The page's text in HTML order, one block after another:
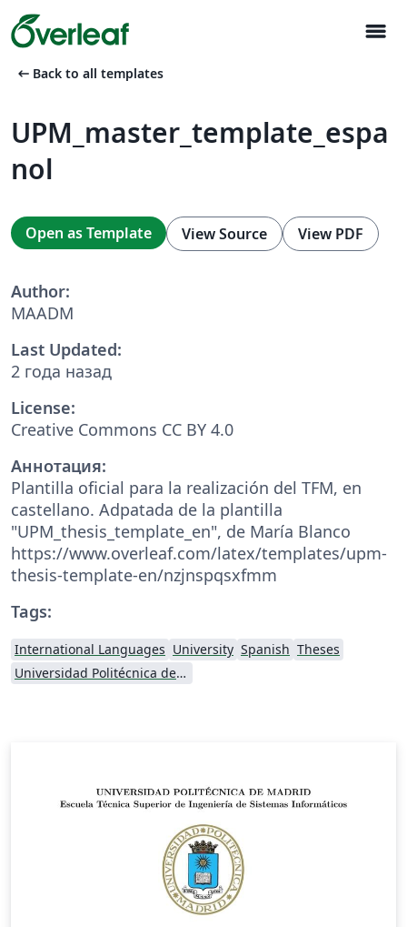
menu
arrow_left_alt Back to all templates
UPM_master_template_espa
nol
Open as Template View Source View PDF
Author:
MAADM
Last Updated:
2 года назад
License:
Creative Commons CC BY 4.0
Аннотация:
Plantilla oficial para la realización del TFM, en
castellano. Adpatada de la plantilla
"UPM_thesis_template_en", de María Blanco
https://www.overleaf.com/latex/templates/upm-
thesis-template-en/nzjnspqsxfmm
Tags:
International Languages University Spanish Theses
Universidad Politécnica de Madrid